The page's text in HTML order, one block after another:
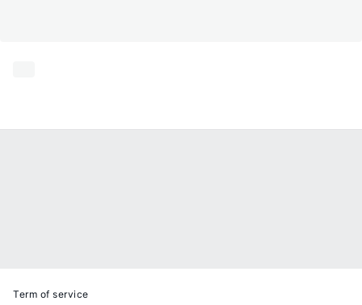
Term of service